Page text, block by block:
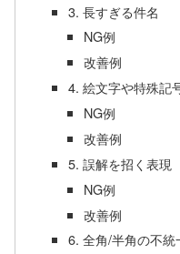
3. 長すぎる件名
NG例
改善例
4. 絵文字や特殊記
NG例
改善例
5. 誤解を招く表現
NG例
改善例
6. 全角/半角の不統